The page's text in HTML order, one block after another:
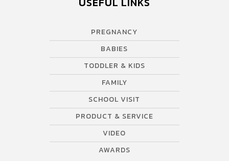
PREGNANCY
BABIES
TODDLER & KIDS
FAMILY
SCHOOL VISIT
PRODUCT & SERVICE
VIDEO
AWARDS